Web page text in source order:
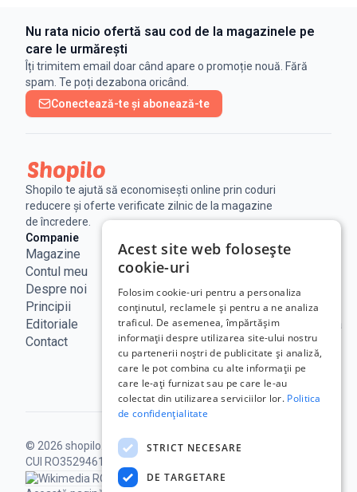
Nu rata nicio ofertă sau cod de la magazinele pe
care le urmărești
Îți trimitem email doar când apare o promoție nouă. Fără
spam. Te poți dezabona oricând.
Conectează-te și abonează-te
Shopilo te ajută să economisești online prin coduri
reducere și oferte verificate zilnic de la magazine
de încredere.
Companie
Magazine
Contul meu
Despre noi
Principii
Editoriale
Contact
Notificare
Legala
Politica de
confidențialitate
Termeni de
utilizare
Politica
Cookie
Blog
ANPC
SAL - UE
ECC Romania
ANCOM
© 2026 shopilo.ro. Operat de DontPayFull SRL |
CUI RO35294618.
Toate drepturile rezervate.
Acest site web folosește
cookie-uri
Folosim cookie-uri pentru a personaliza
conținutul, reclamele și pentru a ne analiza
traficul. De asemenea, împărtășim
informații despre utilizarea site-ului nostru
cu partenerii noștri de publicitate și analiză,
care le pot combina cu alte informații pe
care le-ați furnizat sau pe care le-au
colectat din utilizarea serviciilor lor. Politica
de confidențialitate
STRICT NECESARE
DE TARGETARE